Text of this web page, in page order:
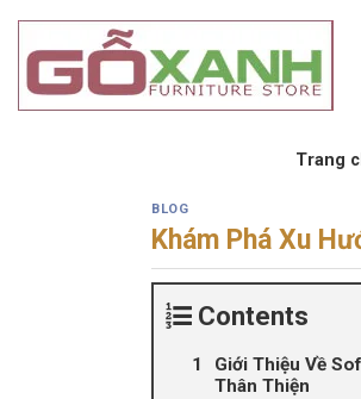
dung
Trang
BLOG
Khám Phá Xu
Contents
Giới Thiệu Về
Thân Thiện